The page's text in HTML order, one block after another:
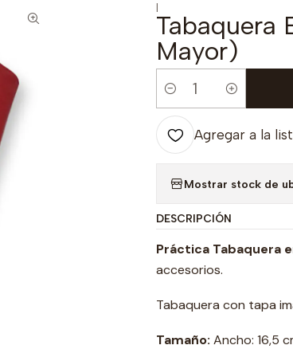
|
Mayor)
Cantidad
Agregar a la
Mostrar stock de
DESCRIPCIÓN
Práctica Tabaquera
accesorios.
Tabaquera con tapa
Tamaño: Ancho: 16,5